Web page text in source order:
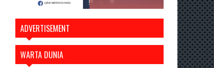
ADVERTISEMENT
WARTA DUNIA